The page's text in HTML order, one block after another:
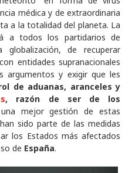
médica y de extraordinaria
a la totalidad del planeta. La
a todos los partidarios de
de recuperar
entidades supranacionales
argumentos y exigir que les
de aduanas, aranceles y
, razón de ser de los
mejor gestión de estas
sido parte de las medidas
los Estados más afectados
de España.